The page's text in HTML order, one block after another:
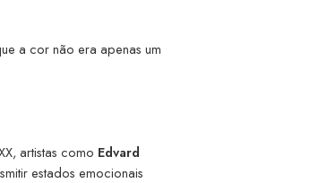
a cor não era apenas um
artistas como Edvard
estados emocionais